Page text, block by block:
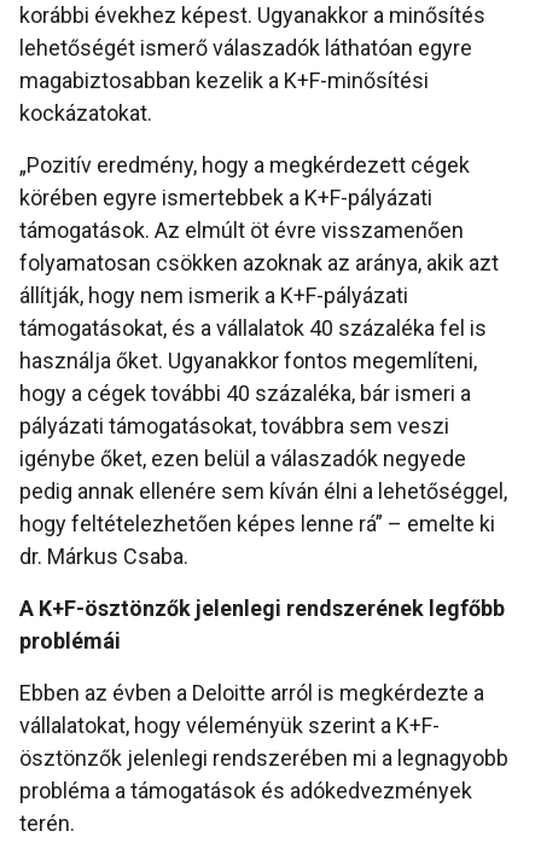
korábbi évekhez képest. Ugyanakkor a minősítés
lehetőségét ismerő válaszadók láthatóan egyre
magabiztosabban kezelik a K+F-minősítési
kockázatokat.
„Pozitív eredmény, hogy a megkérdezett cégek
körében egyre ismertebbek a K+F-pályázati
támogatások. Az elmúlt öt évre visszamenően
folyamatosan csökken azoknak az aránya, akik azt
állítják, hogy nem ismerik a K+F-pályázati
támogatásokat, és a vállalatok 40 százaléka fel is
használja őket. Ugyanakkor fontos megemlíteni,
hogy a cégek további 40 százaléka, bár ismeri a
pályázati támogatásokat, továbbra sem veszi
igénybe őket, ezen belül a válaszadók negyede
pedig annak ellenére sem kíván élni a lehetőséggel,
hogy feltételezhetően képes lenne rá” – emelte ki
dr. Márkus Csaba.
A K+F-ösztönzők jelenlegi rendszerének legfőbb
problémái
Ebben az évben a Deloitte arról is megkérdezte a
vállalatokat, hogy véleményük szerint a K+F-
ösztönzők jelenlegi rendszerében mi a legnagyobb
probléma a támogatások és adókedvezmények
terén.